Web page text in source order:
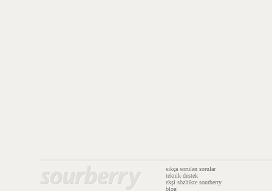
sıkça sorulan sorular
teknik destek
ekşi sözlükte sourberry
blog